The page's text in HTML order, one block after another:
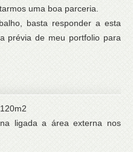
uma boa parceria.
basta responder a esta
prévia de meu portfolio para
ligada a área externa nos